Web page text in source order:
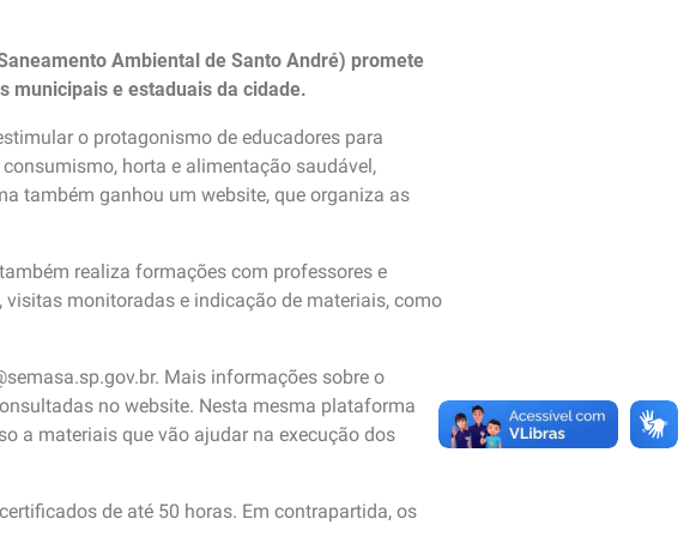
Ambiental de Santo André) promete
municipais e estaduais da cidade.
o protagonismo de educadores para
horta e alimentação saudável,
também ganhou um website, que organiza as
realiza formações com professores e
monitoradas e indicação de materiais, como
Mais informações sobre o
no website. Nesta mesma plataforma
a materiais que vão ajudar na execução dos
de até 50 horas. Em contrapartida, os